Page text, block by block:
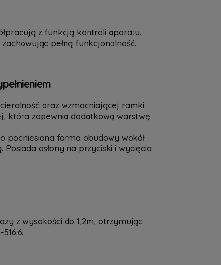
z funkcją kontroli aparatu.
pełną funkcjonalność.
oraz wzmacniającej ramki
która zapewnia dodatkową warstwę
podniesiona forma obudowy wokół
osłony na przyciski i wycięcia
z wysokości do 1,2m, otrzymując